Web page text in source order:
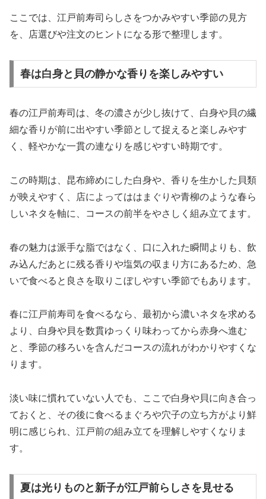
ここでは、江戸前寿司らしさをつかみやすい季節の見方
を、店選びや注文のヒントになる形で整理します。
春は白身と貝の静かな香りを楽しみやすい
春の江戸前寿司は、冬の濃さが少し抜けて、白身や貝の繊
細な香りが前に出やすい季節として捉えると楽しみやす
く、軽やかな一貫の連なりを感じやすい時期です。
この時期は、昆布締めにした白身や、香りを生かした貝類
が映えやすく、店によってははまぐりや青柳のような春ら
しいネタを軸に、コースの前半をやさしく組み立てます。
春の魅力は派手な脂ではなく、口に入れた瞬間よりも、飲
み込んだあとに残る香りや塩気の収まり方にあるため、急
いで食べると良さを取りこぼしやすい季節でもあります。
春に江戸前寿司を食べるなら、最初から濃いネタを求める
より、白身や貝を数貫ゆっくり味わってから赤身へ進む
と、季節の移ろいを含んだコースの流れがわかりやすくな
ります。
淡い味に慣れていない人でも、ここで白身や貝に向き合っ
ておくと、その後に食べるまぐろや穴子の立ち方がより鮮
明に感じられ、江戸前の組み立てを理解しやすくなりま
す。
夏は光りものと新子が江戸前らしさを見せる